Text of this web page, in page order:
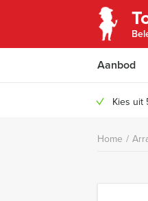
Aanbod
Kies uit
Home /